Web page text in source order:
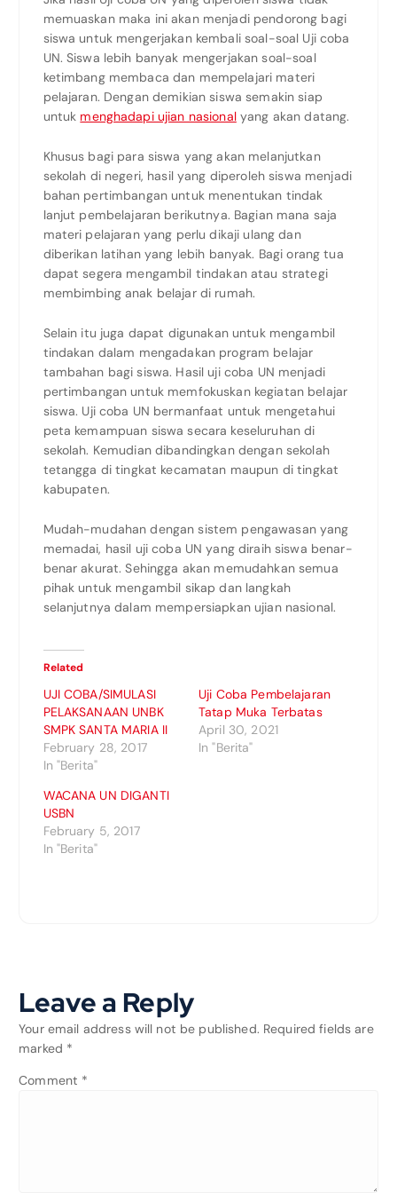
memuaskan maka ini akan menjadi pendorong bagi
siswa untuk mengerjakan kembali soal-soal Uji coba
UN. Siswa lebih banyak mengerjakan soal-soal
ketimbang membaca dan mempelajari materi
pelajaran. Dengan demikian siswa semakin siap
untuk menghadapi ujian nasionalyang akan datang.
Khusus bagi para siswa yang akan melanjutkan
sekolah di negeri, hasil yang diperoleh siswa menjadi
bahan pertimbangan untuk menentukan tindak
lanjut pembelajaran berikutnya. Bagian mana saja
materi pelajaran yang perlu dikaji ulang dan
diberikan latihan yang lebih banyak. Bagi orang tua
dapat segera mengambil tindakan atau strategi
membimbing anak belajar di rumah.
Selain itu juga dapat digunakan untuk mengambil
tindakan dalam mengadakan program belajar
tambahan bagi siswa. Hasil uji coba UN menjadi
pertimbangan untuk memfokuskan kegiatan belajar
siswa. Uji coba UN bermanfaat untuk mengetahui
peta kemampuan siswa secara keseluruhan di
sekolah. Kemudian dibandingkan dengan sekolah
tetangga di tingkat kecamatan maupun di tingkat
kabupaten.
Mudah-mudahan dengan sistem pengawasan yang
memadai, hasil uji coba UN yang diraih siswa benar-
benar akurat. Sehingga akan memudahkan semua
pihak untuk mengambil sikap dan langkah
selanjutnya dalam mempersiapkan ujian nasional.
Related
UJI COBA/SIMULASI
PELAKSANAAN UNBK
SMPK SANTA MARIA II
February 28, 2017
In "Berita"
Uji Coba Pembelajaran
Tatap Muka Terbatas
April 30, 2021
In "Berita"
WACANA UN DIGANTI
USBN
February 5, 2017
In "Berita"
Leave a Reply
Your email address will not be published. Required fields are
marked *
Comment *